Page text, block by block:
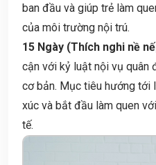
ban đầu và giúp trẻ làm
của môi trường nội trú.
15 Ngày (Thích nghi nề
cận với kỷ luật nội vụ quân
cơ bản. Mục tiêu hướng tới
xúc và bắt đầu làm quen
tế.